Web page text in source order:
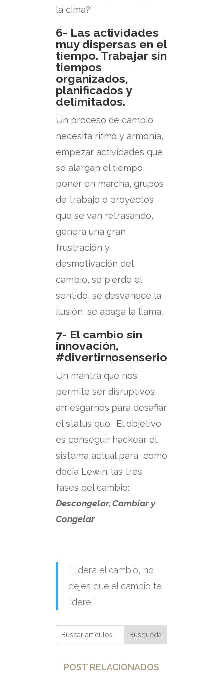
la cima?
6- Las actividades
muy dispersas en el
tiempo. Trabajar sin
tiempos
organizados,
planificados y
delimitados.
Un proceso de cambio
necesita ritmo y armonía,
empezar actividades que
se alargan el tiempo,
poner en marcha, grupos
de trabajo o proyectos
que se van retrasando,
genera una gran
frustración y
desmotivación del
cambio, se pierde el
sentido, se desvanece la
ilusión, se apaga la llama…
7- El cambio sin
innovación,
#divertirnosenserio
Un mantra que nos
permite ser disruptivos,
arriesgarnos para desafiar
el status quo. El objetivo
es conseguir hackear el
sistema actual para como
decía Lewin: las tres
fases del cambio:
Descongelar, Cambiar y
Congelar
“Lidera el cambio, no
dejes que el cambio te
lidere”
POST RELACIONADOS